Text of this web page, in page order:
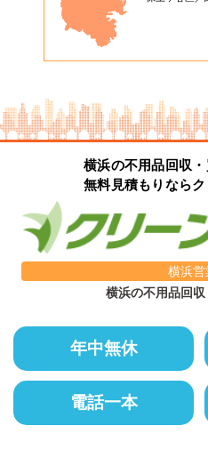
横浜の不用品回収
無料見積もりなら
横浜
横浜の不用品回
年中無休
電話一本